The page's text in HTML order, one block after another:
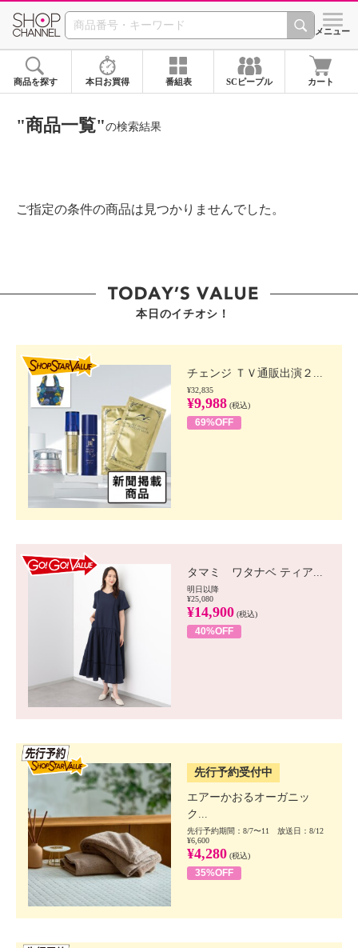
SHOP CHANNEL ショッ
メニュー
商品を探す 本日お買得 番組表 SCピープル カート
"商品一覧"の検索結果
ご指定の条件の商品は見つかりませんでした。
本日のイチオシ！
チェンジ ＴＶ通販出演２...
¥32,835
¥9,988 (税込)
69%OFF
タマミ ワタナベ ティア...
明日以降
¥25,080
¥14,900 (税込)
40%OFF
先行予約受付中
エアーかおるオーガニッ
ク...
先行予約期間：8/7〜11 放送日：8/12
¥6,600
¥4,280 (税込)
35%OFF